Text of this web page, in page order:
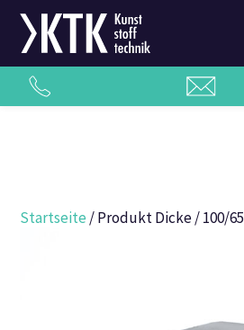
Startseite / Produkt Dicke / 100/65